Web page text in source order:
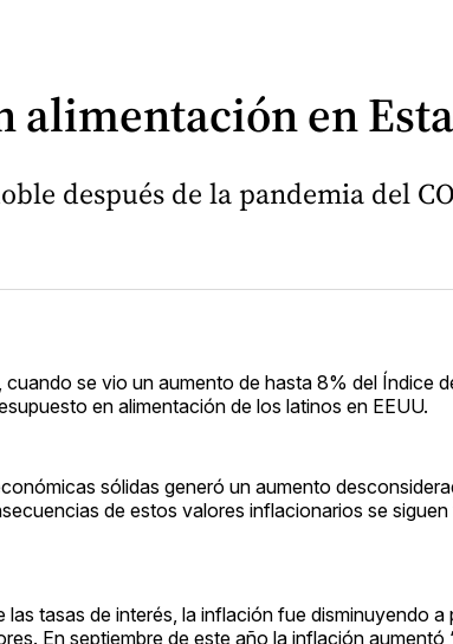
alimentación en
después de la pandemia del
se vio un aumento de hasta 8% del Índice
en alimentación de los latinos en EEUU.
sólidas generó un aumento
de estos valores inflacionarios se
tasas de interés, la inflación fue disminuyendo a
En septiembre de este año la inflación aumentó